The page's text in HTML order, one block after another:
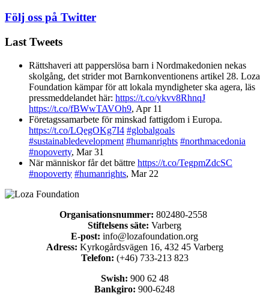
Följ oss på Twitter
Last Tweets
Rättshaveri att papperslösa barn i Nordmakedonien nekas
skolgång, det strider mot Barnkonventionens artikel 28. Loza
Foundation kämpar för att lokala myndigheter ska agera, läs
pressmeddelandet här: https://t.co/ykvv8RhnqJ
https://t.co/fBWwTAVOh9, Apr 11
Företagssamarbete för minskad fattigdom i Europa.
https://t.co/LQegOKg7I4 #globalgoals
#sustainabledevelopment #humanrights #northmacedonia
#nopoverty, Mar 31
När människor får det bättre https://t.co/TegpmZdcSC
#nopoverty #humanrights, Mar 22
Organisationsnummer: 802480-2558
Stiftelsens säte: Varberg
E-post: info@lozafoundation.org
Adress: Kyrkogårdsvägen 16, 432 45 Varberg
Telefon: (+46) 733-213 823
Swish: 900 62 48
Bankgiro: 900-6248